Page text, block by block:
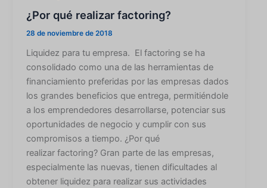
¿Por qué realizar factoring?
28 de noviembre de 2018
Liquidez para tu empresa. El factoring se ha
consolidado como una de las herramientas de
financiamiento preferidas por las empresas dados
los grandes beneficios que entrega, permitiéndole
a los emprendedores desarrollarse, potenciar sus
oportunidades de negocio y cumplir con sus
compromisos a tiempo. ¿Por qué
realizar factoring? Gran parte de las empresas,
especialmente las nuevas, tienen dificultades al
obtener liquidez para realizar sus actividades